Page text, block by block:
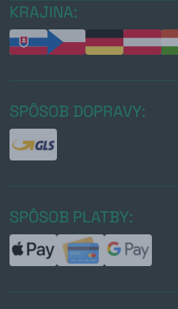
KRAJINA:
SPÔSOB DOPRAVY:
SPÔSOB PLATBY: